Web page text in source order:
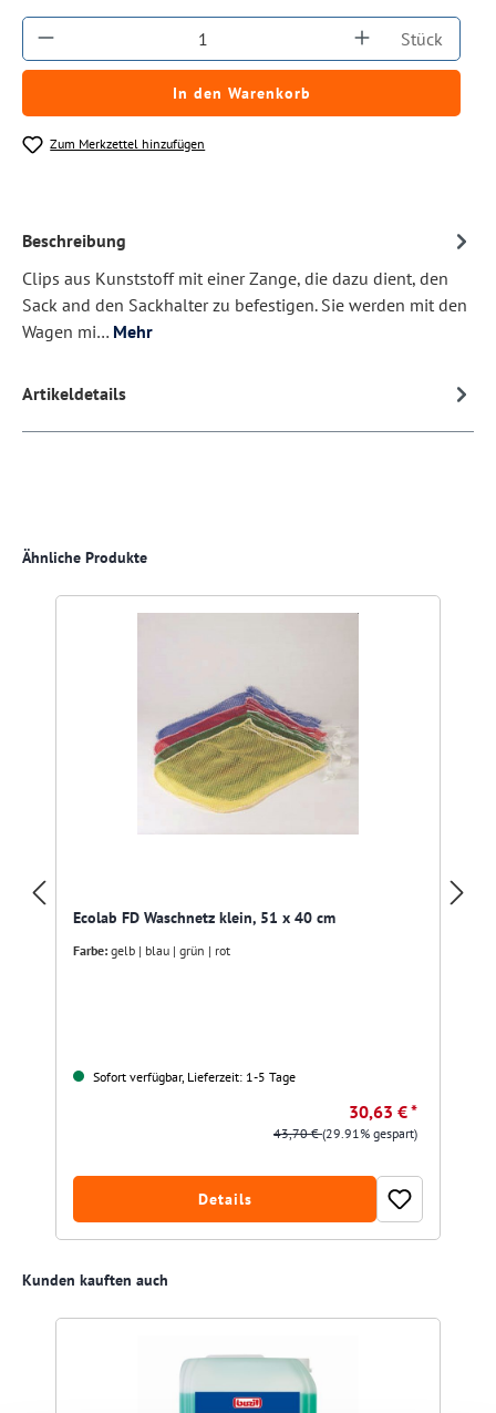
Produkt Anzahl: Gib den gewünschten
Stück
In den Warenkorb
Zum Merkzettel hinzufügen
Beschreibung
Clips aus Kunststoff mit einer Zange, die dazu dient, den
Sack and den Sackhalter zu befestigen. Sie werden mit den
Wagen mi… Mehr
Artikeldetails
Produktgalerie überspringen
Ähnliche Produkte
Ecolab FD Waschnetz klein, 51 x 40 cm
Farbe: gelb | blau | grün | rot
Sofort verfügbar, Lieferzeit: 1-5 Tage
30,63 € *
43,70 €(29.91% gespart)
Details
Produktgalerie überspringen
Kunden kauften auch